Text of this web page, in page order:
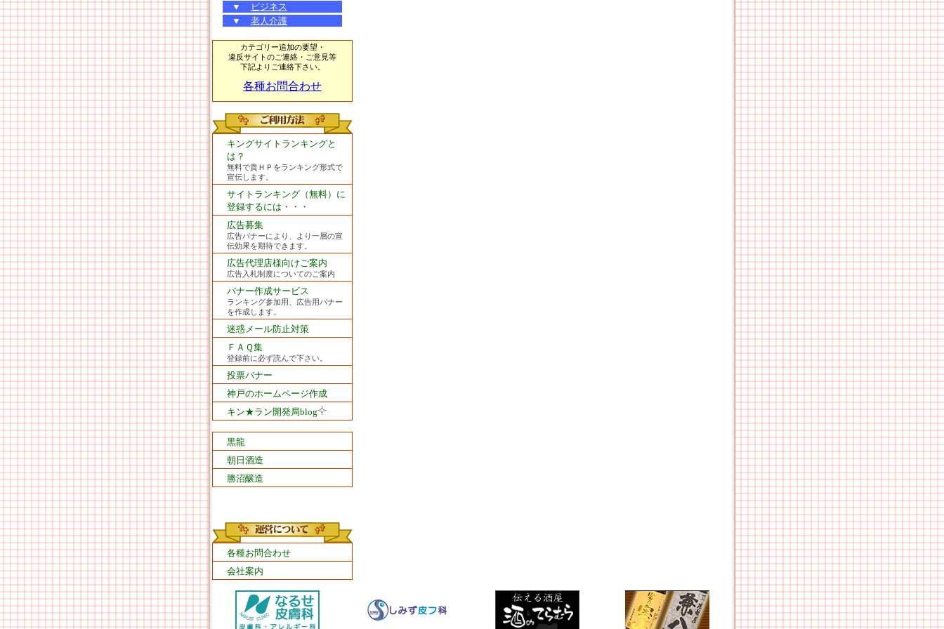
▼
ビジネス
▼
老人介護
カテゴリー追加の要望・
違反サイトのご連絡・ご意見等
下記よりご連絡下さい。
各種お問合わせ
キングサイトランキングと
は？
無料で貴ＨＰをランキング形式で
宣伝します。
サイトランキング（無料）に
登録するには・・・
広告募集
広告バナーにより、より一層の宣
伝効果を期待できます。
広告代理店様向けご案内
広告入札制度についてのご案内
バナー作成サービス
ランキング参加用、広告用バナー
を作成します。
迷惑メール防止対策
ＦＡＱ集
登録前に必ず読んで下さい。
投票バナー
神戸のホームページ作成
キン★ラン開発局blog
黒龍
朝日酒造
勝沼醸造
各種お問合わせ
会社案内